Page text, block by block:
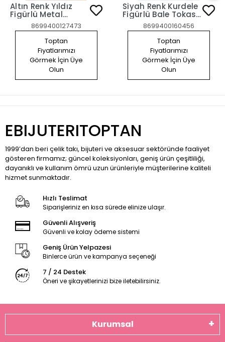
Altın Renk Yıldız
Figürlü Metal
Otomat Toka
8699400127473
Toptan
Fiyatlarımızı
Görmek İçin Üye
Olun
Siyah Renk Kurdele
Figürlü Bale Tokası
Otomat Klipsli File
Toka8699400160456
Toptan
Fiyatlarımızı
Görmek İçin Üye
Olun
EBIJUTERITOPTAN
1999’dan beri çelik takı, bijuteri ve aksesuar sektöründe faaliyet
gösteren firmamız; güncel koleksiyonları, geniş ürün çeşitliliği,
dayanıklı ve kullanım ömrü uzun ürünleriyle müşterilerine kaliteli
hizmet sunmaktadır.
Hızlı Teslimat
Siparişleriniz en kısa sürede elinize ulaşır.
Güvenli Alışveriş
Güvenli ve kolay ödeme sistemi
Geniş Ürün Yelpazesi
Binlerce ürün ve kampanya seçeneği
7 / 24 Destek
Öneri ve şikayetlerinizi bize iletebilirsiniz.
Kurumsal